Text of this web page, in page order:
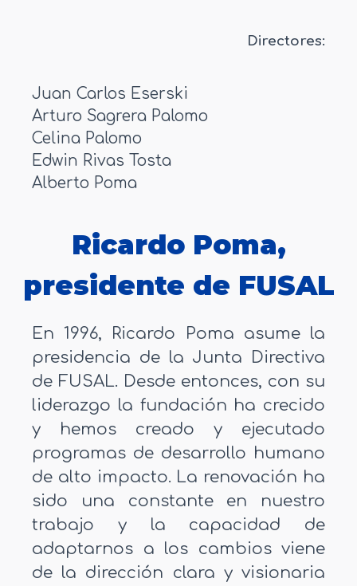
Directores:
Juan Carlos Eserski
Arturo Sagrera Palomo
Celina Palomo
Edwin Rivas Tosta
Alberto Poma
Ricardo Poma,
presidente de FUSAL
En 1996, Ricardo Poma asume la
presidencia de la Junta Directiva
de FUSAL. Desde entonces, con su
liderazgo la fundación ha crecido
y hemos creado y ejecutado
programas de desarrollo humano
de alto impacto. La renovación ha
sido una constante en nuestro
trabajo y la capacidad de
adaptarnos a los cambios viene
de la dirección clara y visionaria